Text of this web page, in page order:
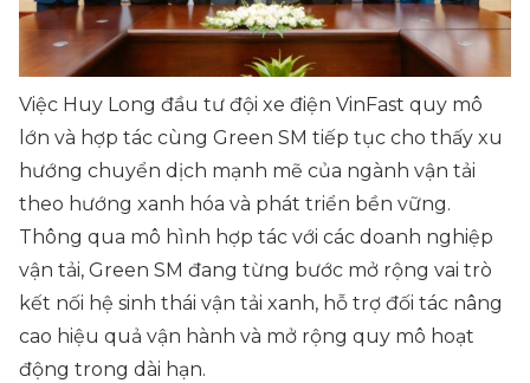
Việc Huy Long đầu tư đội xe điện VinFast quy mô
lớn và hợp tác cùng Green SM tiếp tục cho thấy xu
hướng chuyển dịch mạnh mẽ của ngành vận tải
theo hướng xanh hóa và phát triển bền vững.
Thông qua mô hình hợp tác với các doanh nghiệp
vận tải, Green SM đang từng bước mở rộng vai trò
kết nối hệ sinh thái vận tải xanh, hỗ trợ đối tác nâng
cao hiệu quả vận hành và mở rộng quy mô hoạt
động trong dài hạn.